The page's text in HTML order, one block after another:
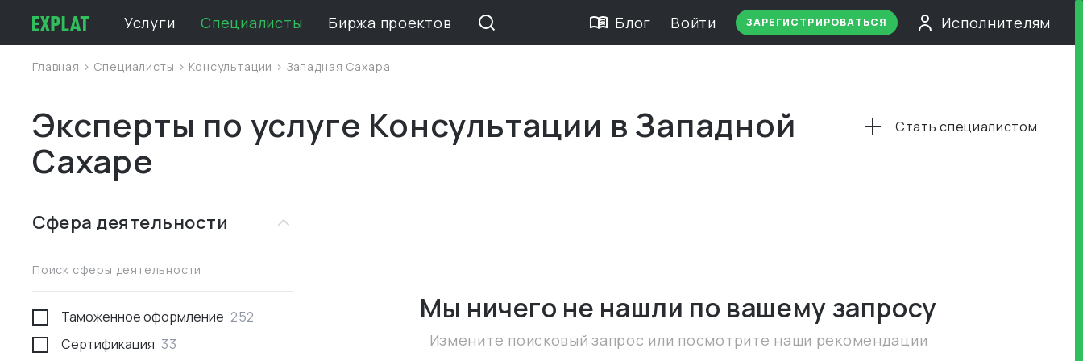
Услуги Специалисты Биржа проектов Блог Войти ЗАРЕГИСТРИРОВАТЬСЯ Исполнителям
Главная > Специалисты > Консультации > Западная Сахара
Эксперты по услуге Консультации в Западной
Сахаре
Стать специалистом
Сфера деятельности
Поиск сферы деятельности
Таможенное оформление 252
Сертификация 33
Мы ничего не нашли по вашему запросу
Измените поисковый запрос или посмотрите наши рекомендации